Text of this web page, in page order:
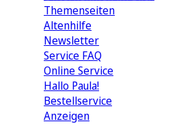
Themenseiten
Altenhilfe
Newsletter
Service FAQ
Online Service
Hallo Paula!
Bestellservice
Anzeigen